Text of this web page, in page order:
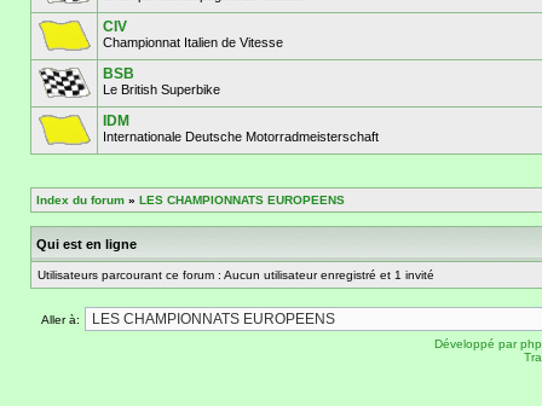
CIV
Championnat Italien de Vitesse
BSB
Le British Superbike
IDM
Internationale Deutsche Motorradmeisterschaft
Index du forum » LES CHAMPIONNATS EUROPEENS
Qui est en ligne
Utilisateurs parcourant ce forum : Aucun utilisateur enregistré et 1 invité
Aller à:
Développé par